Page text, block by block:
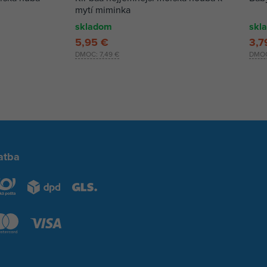
mytí miminka
skladom
DMOC: 7,49 €
5,95 €